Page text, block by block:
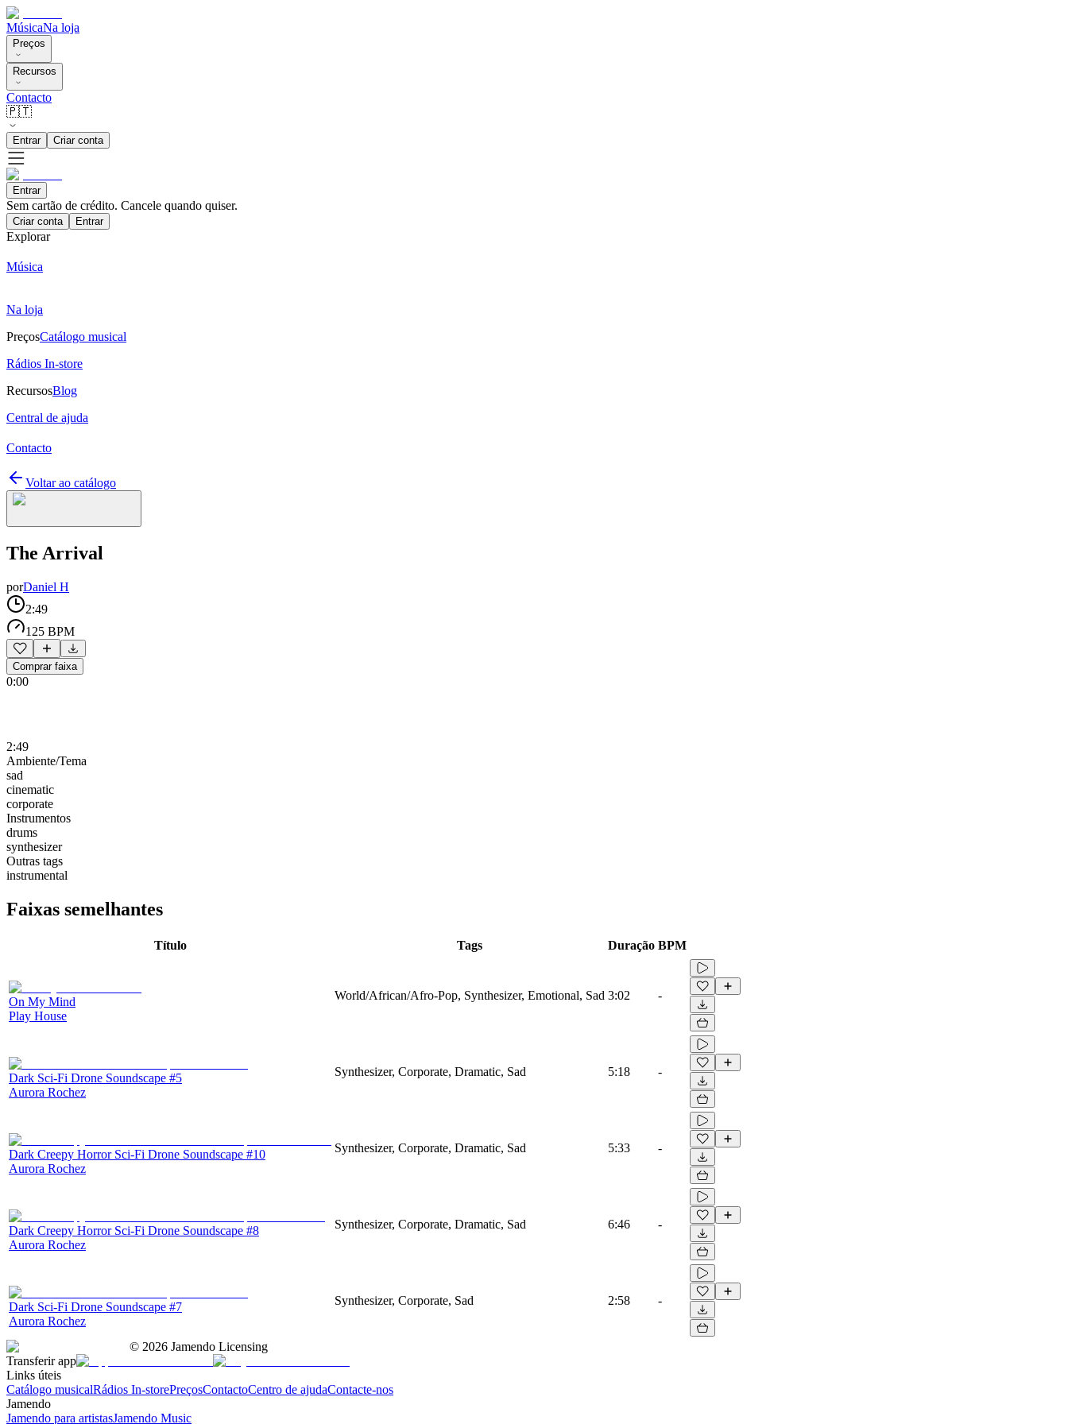
MúsicaNa loja
Preços
Recursos
Contacto
🇵🇹
Entrar Criar conta
Entrar
Sem cartão de crédito. Cancele quando quiser.
Criar conta Entrar
Explorar
Música
Na loja
PreçosCatálogo musical
Rádios In-store
RecursosBlog
Central de ajuda
Contacto
Voltar ao catálogo
The Arrival
porDaniel H
2:49
125 BPM
Comprar faixa
0:00
2:49
Ambiente/Tema
sad
cinematic
corporate
Instrumentos
drums
synthesizer
Outras tags
instrumental
Faixas semelhantes
Título Tags Duração BPM
On My Mind
Play House
World/African/Afro-Pop, Synthesizer, Emotional, Sad 3:02 -
Dark Sci-Fi Drone Soundscape #5
Aurora Rochez
Synthesizer, Corporate, Dramatic, Sad 5:18 -
Dark Creepy Horror Sci-Fi Drone Soundscape #10
Aurora Rochez
Synthesizer, Corporate, Dramatic, Sad 5:33 -
Dark Creepy Horror Sci-Fi Drone Soundscape #8
Aurora Rochez
Synthesizer, Corporate, Dramatic, Sad 6:46 -
Dark Sci-Fi Drone Soundscape #7
Aurora Rochez
Synthesizer, Corporate, Sad 2:58 -
© 2026 Jamendo Licensing
Transferir app
Links úteis
Catálogo musicalRádios In-storePreçosContactoCentro de ajudaContacte-nos
Jamendo
Jamendo para artistasJamendo Music